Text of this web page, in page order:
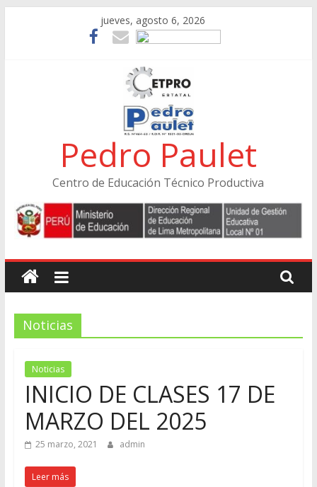
jueves, agosto 6, 2026
Pedro Paulet
Centro de Educación Técnico Productiva
Noticias
Noticias
INICIO DE CLASES 17 DE
MARZO DEL 2025
25 marzo, 2021 admin
Leer más